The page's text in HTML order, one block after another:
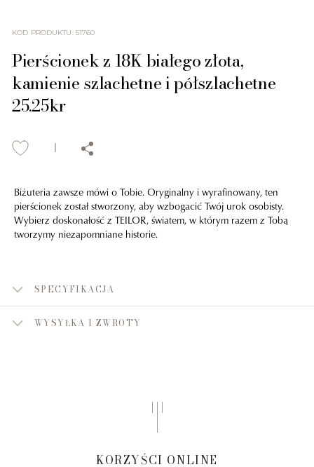
KOD PRODUKTU: 51760
Pierścionek z 18K białego złota,
kamienie szlachetne i półszlachetne
25.25kr
Biżuteria zawsze mówi o Tobie. Oryginalny i wyrafinowany, ten
pierścionek został stworzony, aby wzbogacić Twój urok osobisty.
Wybierz doskonałość z TEILOR, światem, w którym razem z Tobą
tworzymy niezapomniane historie.
SPECYFIKACJA
WYSYŁKA I ZWROTY
KORZYŚCI ONLINE